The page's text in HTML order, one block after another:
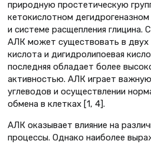
природную простетическую
кетокислотном
и системе расщепления глицина.
АЛК может существовать в двух
кислота и дигидролипоевая
последняя обладает более
активностью. АЛК играет
углеводов и осуществлении
обмена в клетках [1, 4].
АЛК оказывает влияние на
процессы. Однако наиболее